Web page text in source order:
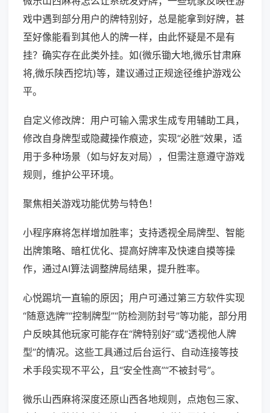
戏中遇到部分用户的牌特别好，总是能拿到好牌，甚
至好像能看到其他人的牌一样，由此怀疑是不是有
挂？确实存在此类外挂。如(微乐锄大地,微乐甘肃麻
将,微乐陕西挖坑)等，建议通过正规途径维护游戏公
平。
自定义修改牌：用户可输入需求生成专用辅助工具，
修改自身牌型或隐藏操作痕迹，实现“必胜”效果，适
用于多种场景（如与好友对局），但需注意遵守游戏
规则，维护公平环境。
聚焦相关游戏功能优势与特色！
小程序麻将怎样增加胜率；支持透视全局牌型、智能
出牌策略、暗杠优化、提高好牌率及快速自摸等操
作，通过AI算法调整牌局结果，提升胜率。
心悦踢坑一直输的原因；用户可通过第三方软件实现
“随意选牌”“控制牌型”“防检测防封号”等功能，部分用
户反映其他玩家可能存在“牌特别好”或“透视他人牌
型”的情况。这些工具通过后台运行、自动连接等技
术手段实现不平公，且“安全性高”“不被封号”。
微乐山西麻将深度还原山西各地规则，点炮包三家、